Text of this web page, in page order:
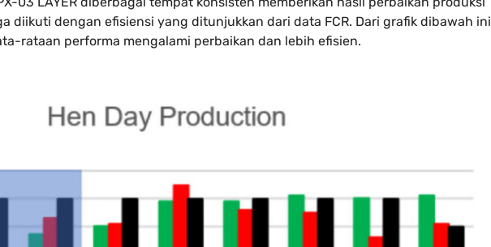
diikuti dengan efisiensi yang ditunjukkan dari data FCR. Dari grafik dibawah ini
rataan performa mengalami perbaikan dan lebih efisien.